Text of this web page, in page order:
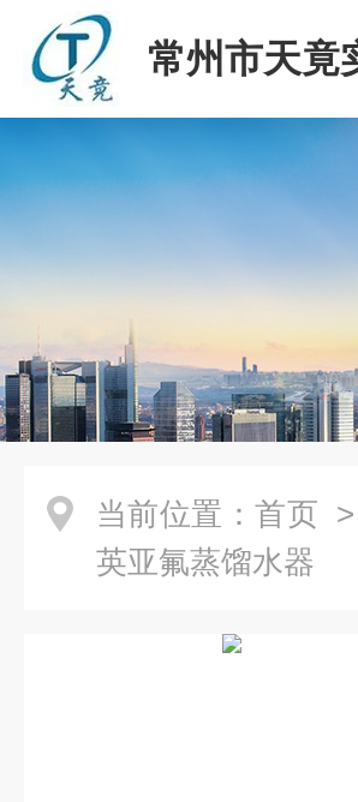
常州市天竟
当前位置： 首页 >
英亚氟蒸馏水器